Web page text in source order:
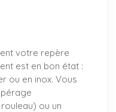
votre repère
est en bon état :
ou en inox. Vous
ou un